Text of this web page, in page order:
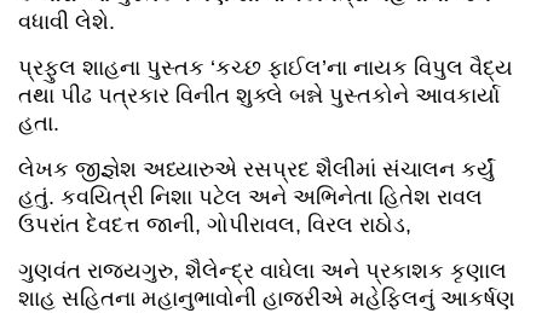
વધાવી લેશે.
પ્રફુલ શાહના પુસ્તક ‘કચ્છ ફાઈલ’ના નાયક વિપુલ વૈદ્ય
તથા પીઢ પત્રકાર વિનીત શુક્લે બન્ને પુસ્તકોને આવકાર્યા
હતા.‌
લેખક જીજ્ઞેશ અધ્યારુએ રસપ્રદ શૈલીમાં સંચાલન કર્યું
હતું.‌ કવયિત્રી નિશા પટેલ અને અભિનેતા હિતેશ રાવલ‌
ઉપરાંત દેવદત્ત જાની, ગોપી‌રાવલ, વિરલ રાઠોડ,
ગુણવંત રાજ્યગુરુ, શૈલેન્દ્ર વાઘેલા અને પ્રકાશક કૃણાલ
શાહ સહિતના મહાનુભાવોની હાજરીએ મહેફિલનું આકર્ષણ